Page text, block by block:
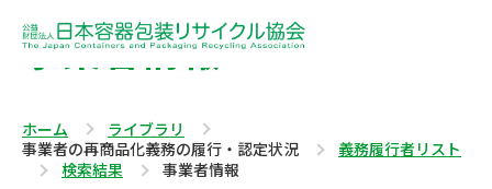
事業者情報
ホーム
ライブラリ
事業者の再商品化義務の履行・認定状況
義務履行者リスト
検索結果
事業者情報